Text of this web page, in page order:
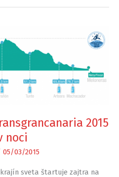
2015
noci
05/03/2015
krajín sveta štartuje zajtra na